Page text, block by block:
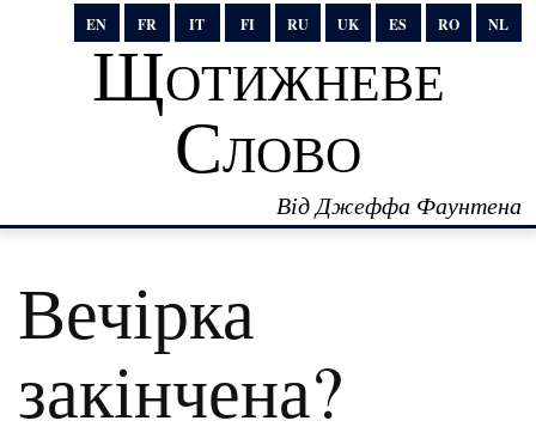
EN FR IT FI RU UK ES RO NL
Щотижневе
Слово
Від Джеффа Фаунтена
Вечірка
закінчена?